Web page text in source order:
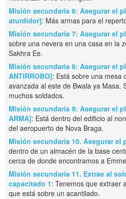
Misión secundaria 6: Asegurar el
aturdidor]: Más armas para el
Misión secundaria 7: Asegurar el
sobre una nevera en una casa en la
Sakhra Ee.
Misión secundaria 8: Asegurar el
ANTIRROBO]: Está sobre una mesa
avanzada al este de Bwala ya Masa.
muchos soldados.
Misión secundaria 9: Asegurar el
ARMA]: Está dentro del edificio al
del aeropuerto de Nova Braga.
Misión secundaria 10. Asegurar el
dentro de un almacén de la base
cerca de donde encontramos a
Misión secundaria 11. Extrae al
capacitado 1: Tenemos que extraer
que está sobre un acantilado.